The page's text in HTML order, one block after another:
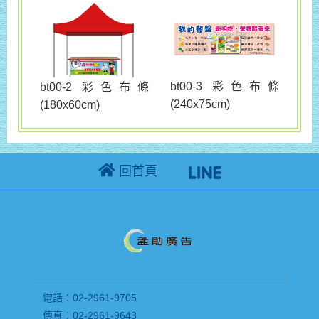
bt00-2 彩色布條
(180x60cm)
bt00-3 彩色布條
(240x75cm)
回首頁
電話：02-2961-9705
傳真：02-2961-9643